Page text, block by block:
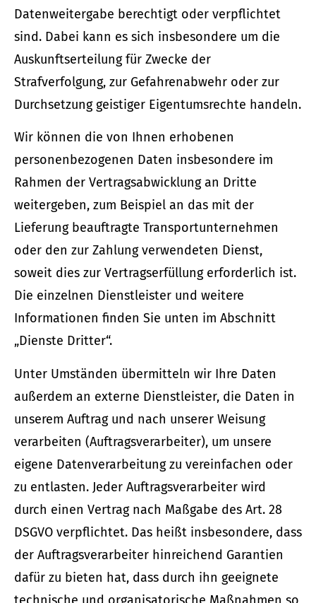
Datenweitergabe berechtigt oder verpflichtet
sind. Dabei kann es sich insbesondere um die
Auskunftserteilung für Zwecke der
Strafverfolgung, zur Gefahrenabwehr oder zur
Durchsetzung geistiger Eigentumsrechte handeln.
Wir können die von Ihnen erhobenen
personenbezogenen Daten insbesondere im
Rahmen der Vertragsabwicklung an Dritte
weitergeben, zum Beispiel an das mit der
Lieferung beauftragte Transportunternehmen
oder den zur Zahlung verwendeten Dienst,
soweit dies zur Vertragserfüllung erforderlich ist.
Die einzelnen Dienstleister und weitere
Informationen finden Sie unten im Abschnitt
„Dienste Dritter“.
Unter Umständen übermitteln wir Ihre Daten
außerdem an externe Dienstleister, die Daten in
unserem Auftrag und nach unserer Weisung
verarbeiten (Auftragsverarbeiter), um unsere
eigene Datenverarbeitung zu vereinfachen oder
zu entlasten. Jeder Auftragsverarbeiter wird
durch einen Vertrag nach Maßgabe des Art. 28
DSGVO verpflichtet. Das heißt insbesondere, dass
der Auftragsverarbeiter hinreichend Garantien
dafür zu bieten hat, dass durch ihn geeignete
technische und organisatorische Maßnahmen so